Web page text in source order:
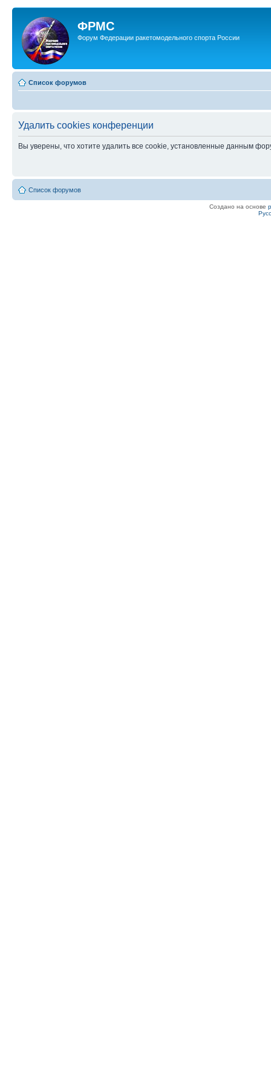
ФРМС
Форум Федерации ракетомодельного спорта России
Список форумов
Удалить cookies конференции
Вы уверены, что хотите удалить все cookie, установленные данным
Список форумов
Создано на основе